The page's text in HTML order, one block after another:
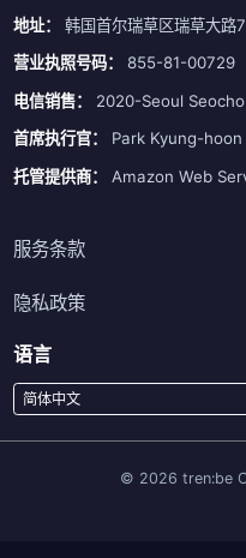
地址：
韩国首尔瑞草区瑞草大路
营业执照号码：
855-81-00729
电信销售：
2020-Seoul
首席执行官：
Park Kyung-hoon |
托管提供商：
Amazon Web
服务条款
隐私政策
语言
简体中文
© 2026 tren:be